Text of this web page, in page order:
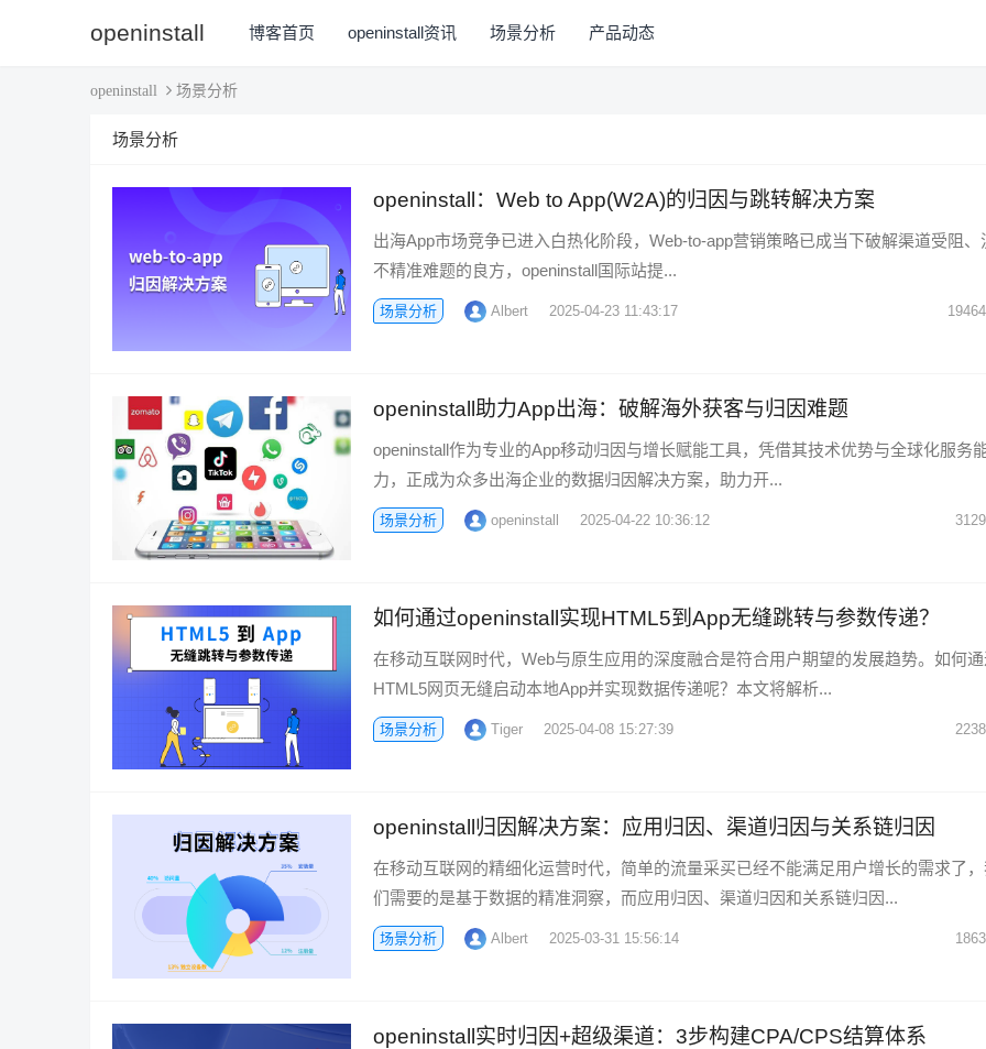
openinstall 博客首页 openinstall资讯 场景分析 产品动态
openinstall 场景分析
场景分析
openinstall：Web to App(W2A)的归因与跳转解决方案
出海App市场竞争已进入白热化阶段，Web-to-app营销策略已成当下破解渠道受阻、
不精准难题的良方，openinstall国际站提...
场景分析 Albert 2025-04-23 11:43:17 19464
openinstall助力App出海：破解海外获客与归因难题
openinstall作为专业的App移动归因与增长赋能工具，凭借其技术优势与全球化服务
力，正成为众多出海企业的数据归因解决方案，助力开...
场景分析 openinstall 2025-04-22 10:36:12 3129
如何通过openinstall实现HTML5到App无缝跳转与参数传递？
在移动互联网时代，Web与原生应用的深度融合是符合用户期望的发展趋势。如何通
HTML5网页无缝启动本地App并实现数据传递呢？本文将解析...
场景分析 Tiger 2025-04-08 15:27:39 2238
openinstall归因解决方案：应用归因、渠道归因与关系链归因
在移动互联网的精细化运营时代，简单的流量采买已经不能满足用户增长的需求了
们需要的是基于数据的精准洞察，而应用归因、渠道归因和关系链归因...
场景分析 Albert 2025-03-31 15:56:14 1863
openinstall实时归因+超级渠道：3步构建CPA/CPS结算体系